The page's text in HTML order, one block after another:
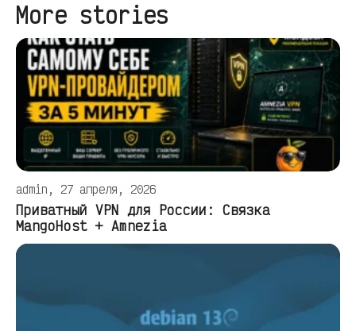
More stories
admin, 27 апреля, 2026
Приватный VPN для России: Связка
MangoHost + Amnezia